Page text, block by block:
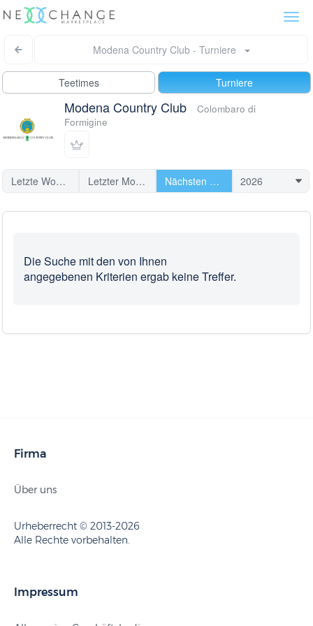
Modena Country Club - Turniere
Teetimes Turniere
Modena Country Club
Colombaro di
Formigine
Letzte Woche Letzter Monat Nächsten Turniere
Die Suche mit den von Ihnen
angegebenen Kriterien ergab keine Treffer.
Firma
Über uns
Urheberrecht © 2013-2026
Alle Rechte vorbehalten.
Impressum